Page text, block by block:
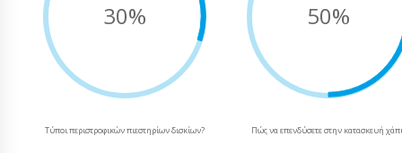
30%
Τύποι περιστροφικών πιεστηρίων δισκίων?
50%
Πώς να επενδύσετε στην κατασκευή